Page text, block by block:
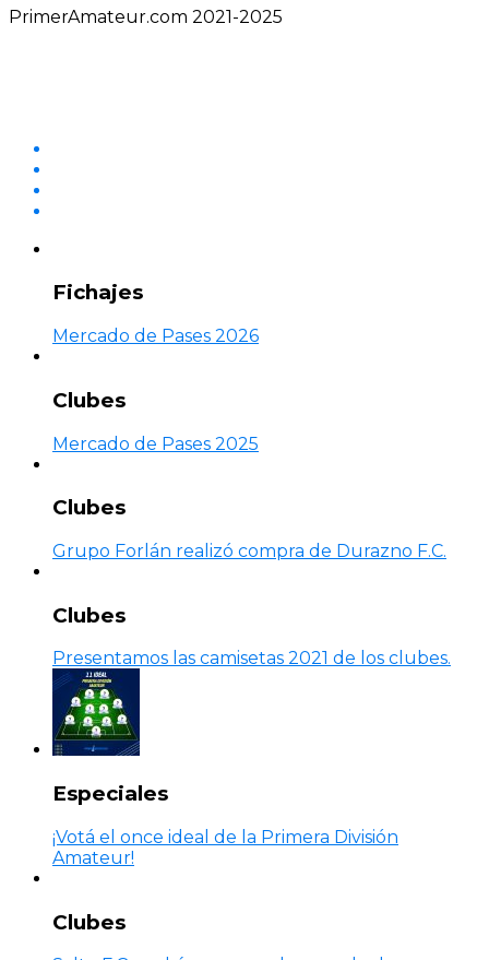
PrimerAmateur.com 2021-2025
Fichajes
Mercado de Pases 2026
Clubes
Mercado de Pases 2025
Clubes
Grupo Forlán realizó compra de Durazno F.C.
Clubes
Presentamos las camisetas 2021 de los clubes.
Especiales
¡Votá el once ideal de la Primera División
Amateur!
Clubes